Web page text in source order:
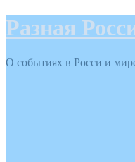
Разная
О событиях в Росси и